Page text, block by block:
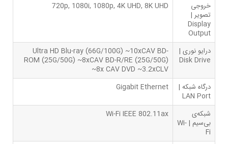
خروجی
تصویر |
Display
Output
720p, 1080i, 1080p, 4K UHD, 8K UHD
درایو نوری |
Disk Drive
Ultra HD Blu-ray (66G/100G) ~10xCAV BD-
ROM (25G/50G) ~8xCAV BD-R/RE (25G/50G)
~8x CAV DVD ~3.2xCLV
درگاه شبکه |
LAN Port
Gigabit Ethernet
شبکه‌ی
بی‌سیم | Wi-
Wi-Fi IEEE 802.11ax